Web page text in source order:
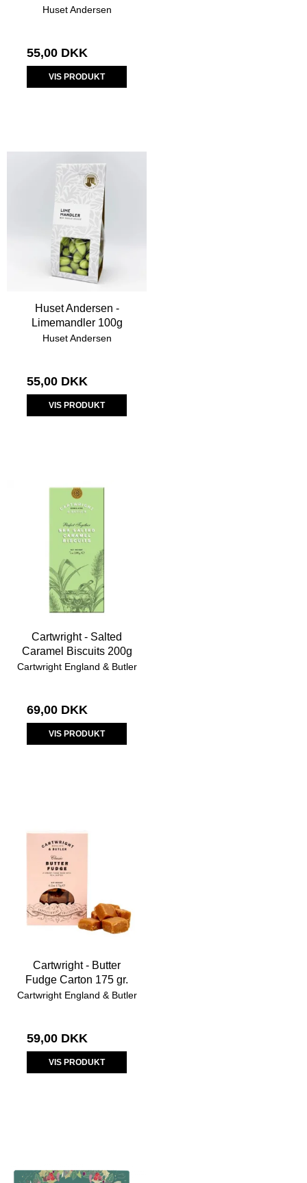
Huset Andersen
55,00 DKK
VIS PRODUKT
Huset Andersen -
Limemandler 100g
Huset Andersen
55,00 DKK
VIS PRODUKT
Cartwright - Salted
Caramel Biscuits 200g
Cartwright England & Butler
69,00 DKK
VIS PRODUKT
Cartwright - Butter
Fudge Carton 175 gr.
Cartwright England & Butler
59,00 DKK
VIS PRODUKT